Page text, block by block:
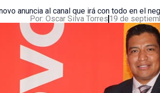
anuncia al canal que irá con todo en el
Por: Oscar Silva Torres 19 de